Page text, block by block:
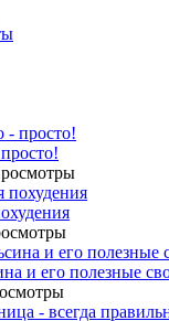
и его полезные